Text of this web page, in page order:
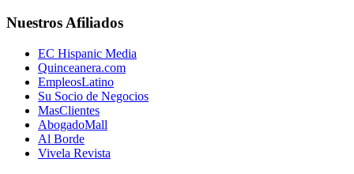
Nuestros Afiliados
EC Hispanic Media
Quinceanera.com
EmpleosLatino
Su Socio de Negocios
MasClientes
AbogadoMall
Al Borde
Vivela Revista